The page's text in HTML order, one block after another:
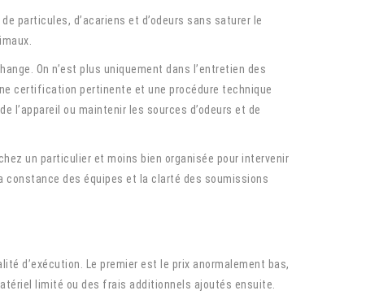
particules, d’acariens et d’odeurs sans saturer le
On n’est plus uniquement dans l’entretien des
certification pertinente et une procédure technique
ou maintenir les sources d’odeurs et de
un particulier et moins bien organisée pour intervenir
des équipes et la clarté des soumissions
d’exécution. Le premier est le prix anormalement bas,
limité ou des frais additionnels ajoutés ensuite.